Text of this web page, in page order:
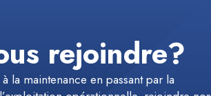
rejoindre?
la maintenance en passant par la